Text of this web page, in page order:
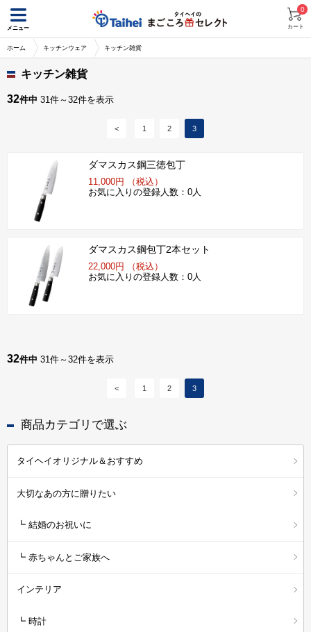
メニュー カート
0
ホーム キッチンウェア キッチン雑貨
キッチン雑貨
32件中 31件～32件を表示
< 1 2 3
ダマスカス鋼三徳包丁
11,000円 （税込）
お気に入りの登録人数：0人
ダマスカス鋼包丁2本セット
22,000円 （税込）
お気に入りの登録人数：0人
32件中 31件～32件を表示
< 1 2 3
商品カテゴリで選ぶ
タイヘイオリジナル＆おすすめ
大切なあの方に贈りたい
┗ 結婚のお祝いに
┗ 赤ちゃんとご家族へ
インテリア
┗ 時計